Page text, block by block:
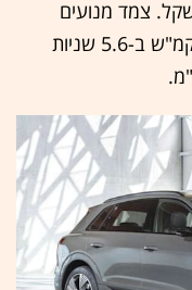
ב־630־662 אלף שקל. צמד מנועים
בהספק של 408 כ"ס מאיצים ל-100 קמ"ש ב-5.6 שניות